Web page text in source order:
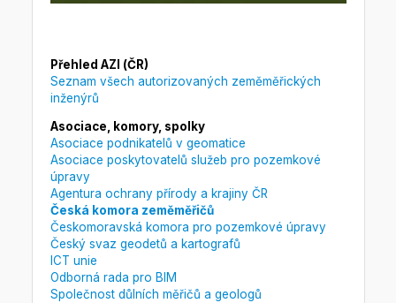
Přehled AZI (ČR)
Seznam všech autorizovaných zeměměřických
inženýrů
Asociace, komory, spolky
Asociace podnikatelů v geomatice
Asociace poskytovatelů služeb pro pozemkové
úpravy
Agentura ochrany přírody a krajiny ČR
Česká komora zeměměřičů
Českomoravská komora pro pozemkové úpravy
Český svaz geodetů a kartografů
ICT unie
Odborná rada pro BIM
Společnost důlních měřičů a geologů